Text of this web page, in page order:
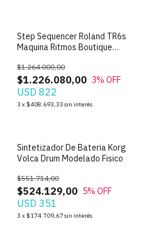
SIN STOCK
Step Sequencer Roland TR6s
Maquina Ritmos Boutique
$1.226.080,00
$1.264.000,00
3% OFF
USD 822
3 x $408.693,33 sin interés
SIN STOCK
Sintetizador De Bateria Korg
Volca Drum Modelado Fisico
$524.129,00
$551.714,00
5% OFF
USD 351
3 x $174.709,67sin interés